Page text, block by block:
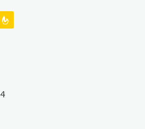
feedburner